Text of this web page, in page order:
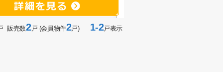
販売数2戸 (会員物件2戸)1-2戸表示